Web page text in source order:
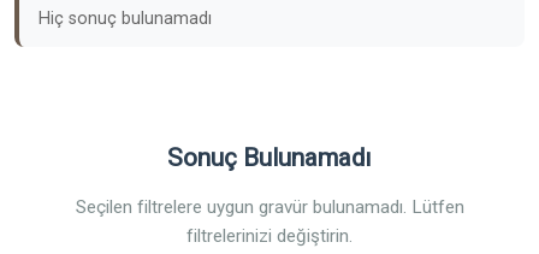
Hiç sonuç bulunamadı
Sonuç Bulunamadı
Seçilen filtrelere uygun gravür bulunamadı. Lütfen
filtrelerinizi değiştirin.